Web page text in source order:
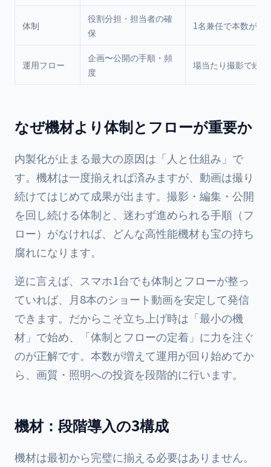
体制
役割分担・担当者の確
保
1名兼任で本数が伸
運用フロー
企画〜公開の手順・頻
度
場当たり撮影で続
なぜ機材より体制とフローが重要か
内製化が止まる最大の原因は「人と仕組み」で
す。機材は一度揃えれば済みますが、動画は撮り
続けてはじめて成果が出ます。撮影・編集・公開
を回し続ける体制と、迷わず進められる手順（フ
ロー）がなければ、どんな高性能機材も宝の持ち
腐れになります。
逆に言えば、スマホ1台でも体制とフローが整っ
ていれば、月8本のショート動画を安定して発信
できます。だからこそ立ち上げ時は「最小の機
材」で始め、「体制とフローの定着」に力を注ぐ
のが正解です。本数が増えて運用が回り始めてか
ら、画質・照明への投資を段階的に行います。
機材：段階導入の3構成
機材は最初から完璧に揃える必要はありません。